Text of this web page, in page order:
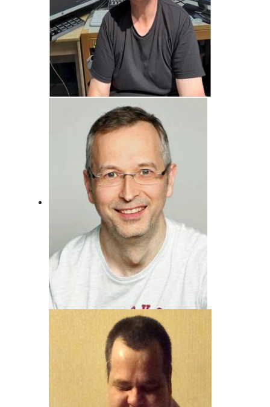
Der wird wohl nie erwachsen ... Will er
auch gar nicht!
Andreas von Juterzenka
Unser Mann für Deutsche Musik und